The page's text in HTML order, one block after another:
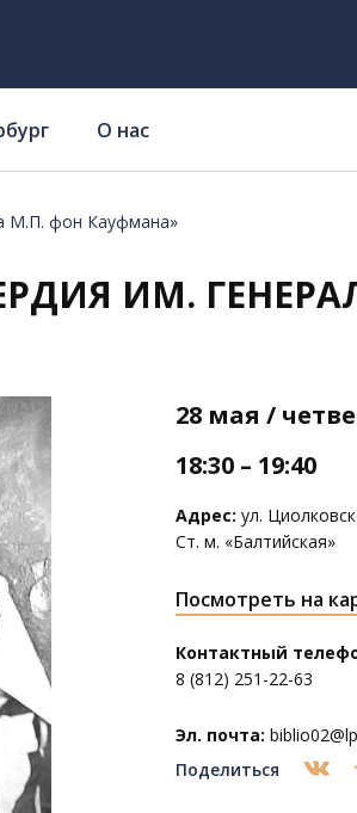
О нас
М.П. фон Кауфмана»
ИМ.
28 мая /
18:30 – 19:40
Адрес: ул.
Ст. м. «Балтийская»
Посмотреть на
Контактный
8 (812) 251-22-63
Эл. почта:
Поделиться